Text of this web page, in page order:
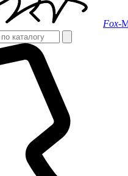
Fox-